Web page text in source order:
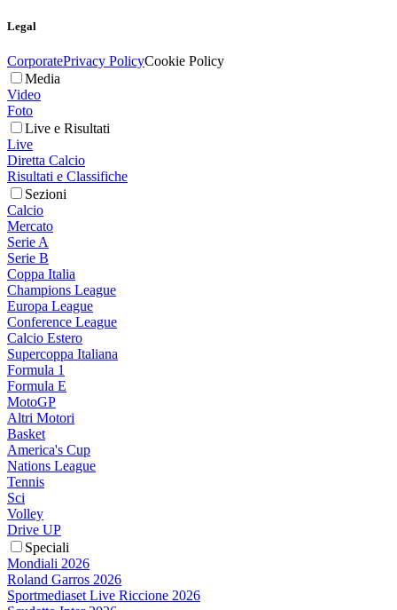
Legal
CorporatePrivacy PolicyCookie Policy
Media
Video
Foto
Live e Risultati
Live
Diretta Calcio
Risultati e Classifiche
Sezioni
Calcio
Mercato
Serie A
Serie B
Coppa Italia
Champions League
Europa League
Conference League
Calcio Estero
Supercoppa Italiana
Formula 1
Formula E
MotoGP
Altri Motori
Basket
America's Cup
Nations League
Tennis
Sci
Volley
Drive UP
Speciali
Mondiali 2026
Roland Garros 2026
Sportmediaset Live Riccione 2026